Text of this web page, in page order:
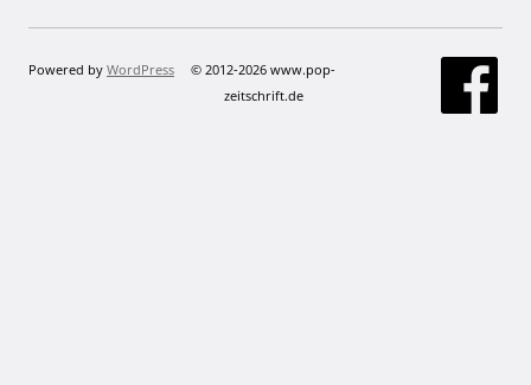
Powered by WordPress
© 2012-2026 www.pop-
zeitschrift.de